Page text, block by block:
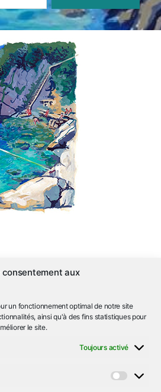
consentement aux
un fonctionnement optimal de notre site
ainsi qu'à des fins statistiques pour
le site.
Toujours activé